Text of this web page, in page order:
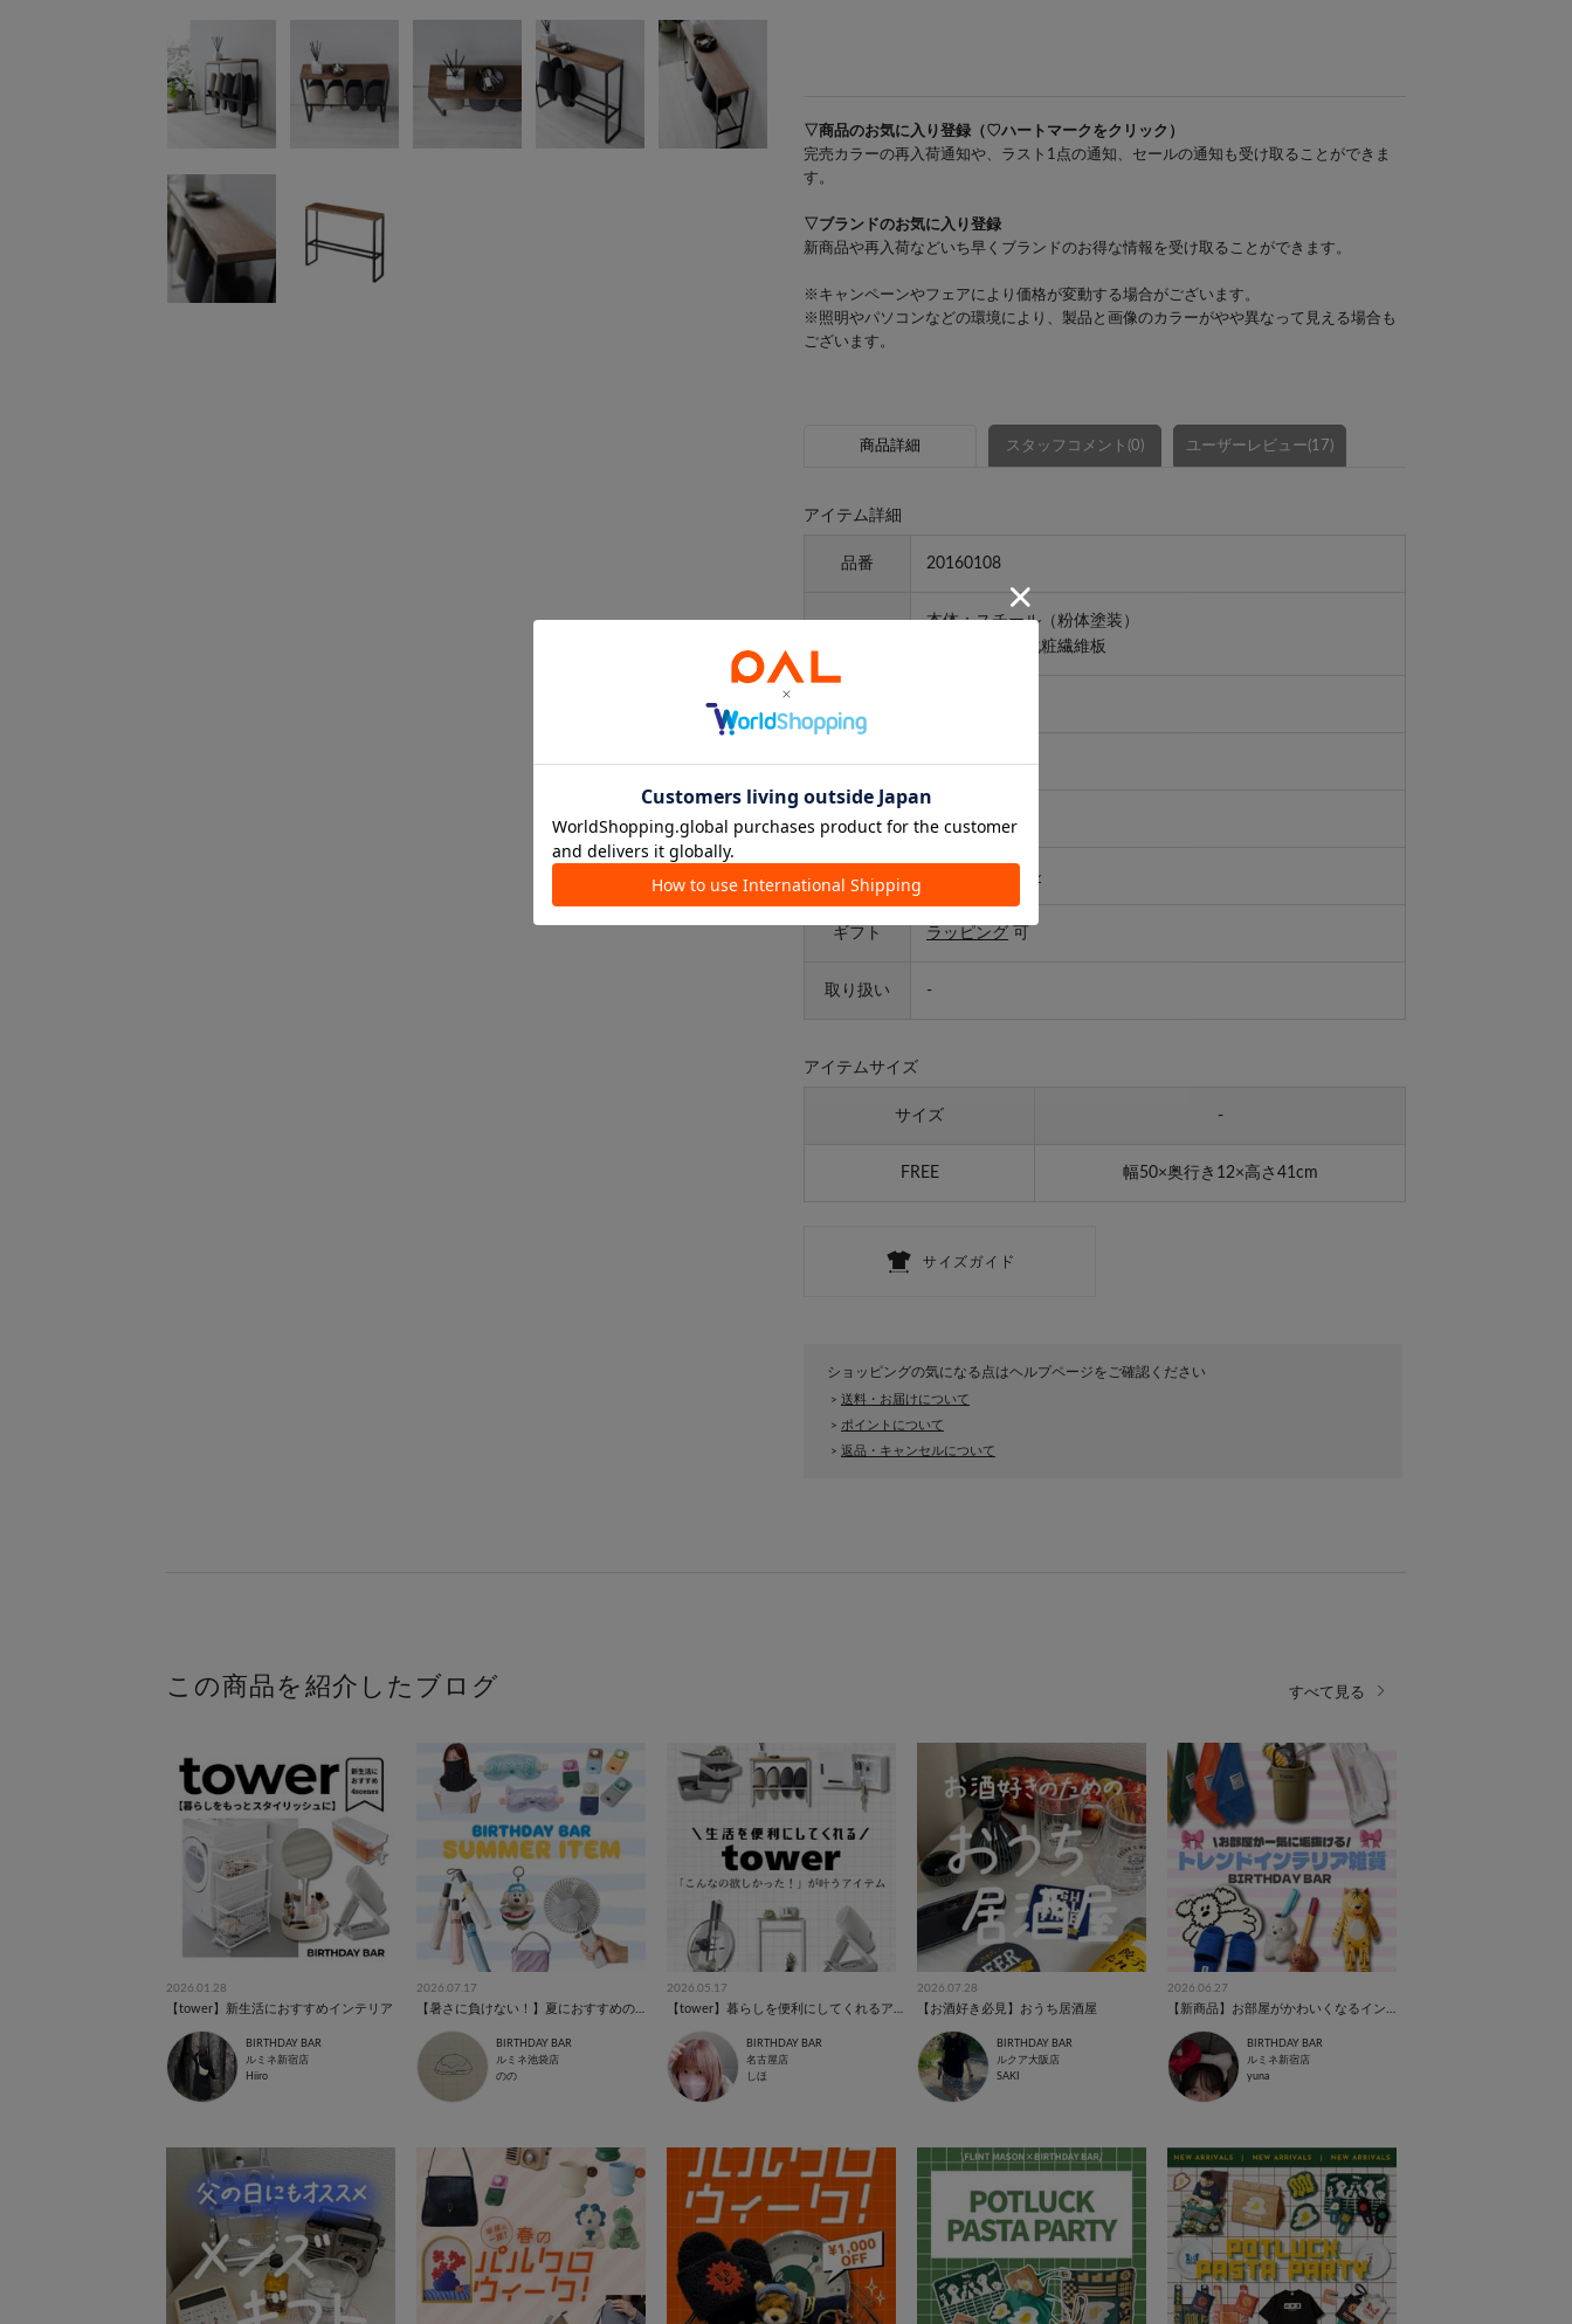
▽商品のお気に入り登録（♡ハートマークをクリック）
完売カラーの再入荷通知や、ラスト1点の通知、セールの通知も受け取ることができま
す。
▽ブランドのお気に入り登録
新商品や再入荷などいち早くブランドのお得な情報を受け取ることができます。
※キャンペーンやフェアにより価格が変動する場合がございます。
※照明やパソコンなどの環境により、製品と画像のカラーがやや異なって見える場合も
ございます。
商品詳細 スタッフコメント(0) ユーザーレビュー(17)
アイテム詳細
品番 20160108
本体：スチール（粉体塗装）
天板：天然木化粧繊維板
サイズ FREE
カテゴリ >
タイプ ライフスタイル
ギフト ラッピング 可
取り扱い -
アイテムサイズ
サイズ -
FREE 幅50×奥行き12×高さ41cm
ショッピングの気になる点はヘルプページをご確認ください
> 送料・お届けについて
> ポイントについて
> 返品・キャンセルについて
この商品を紹介したブログ
2026.01.28
【tower】新生活におすすめインテリア
BIRTHDAY BAR
ルミネ新宿店
Hiiro
2026.07.17
BIRTHDAY BAR
ルミネ池袋店
のの
2026.05.17
BIRTHDAY BAR
名古屋店
しほ
2026.07.28
【お酒好き必見】おうち居酒屋
BIRTHDAY BAR
ルクア大阪店
SAKI
2026.06.27
BIRTHDAY BAR
ルミネ新宿店
yuna
すべて見る